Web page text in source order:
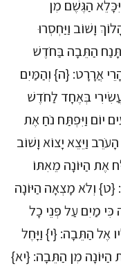
הַגֶּשֶׁם מִן
וָשׁוֹב וַיַּחְסְרוּ
הַתֵּבָה בַּחֹדֶשׁ
אֲרָרָט: {ה} וְהַמַּיִם
בְּאֶחָד לַחֹדֶשׁ
יוֹם וַיִּפְתַּח נֹחַ אֶת
וַיֵּצֵא יָצוֹא וָשׁוֹב
אֶת הַיּוֹנָה מֵאִתּוֹ
וְלֹא מָצְאָה הַיּוֹנָה
מַיִם עַל פְּנֵי כָל
אֶל הַתֵּבָה: {י} וַיָּחֶל
הַיּוֹנָה מִן הַתֵּבָה: {יא}